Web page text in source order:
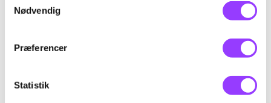
Nødvendig
Præferencer
Statistik
Skolefagkode
Varighed
Kursus-